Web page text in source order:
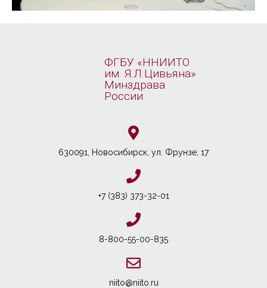
ФГБУ «ННИИТО
им. Я.Л.Цивьяна»
Минздрава
России
630091, Новосибирcк, ул. Фрунзе, 17
+7 (383) 373-32-01
8-800-55-00-835
niito@niito.ru